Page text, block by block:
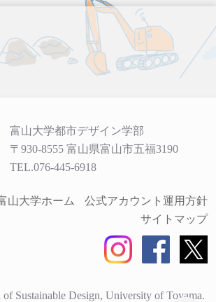
富山大学都市デザイン学部
〒930-8555 富山県富山市五福3190
TEL.076-445-6918
公式アカウント運用方針
山大学ホーム
サイトマップ
Sustainable Design, University of Toyama.